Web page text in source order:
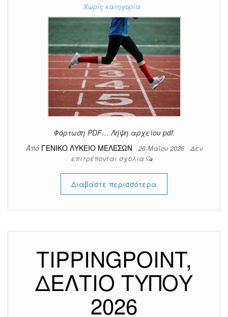
Χωρίς κατηγορία
Φόρτωση PDF… Λήψη αρχείου pdf.
Από ΓΕΝΙΚΟ ΛΥΚΕΙΟ ΜΕΛΕΣΩΝ 26 Μαΐου 2026 Δεν
επιτρέπονται σχόλια
Διαβάστε περισσότερα
TIPPINGPOINT,
ΔΕΛΤΙΟ ΤΥΠΟΥ
2026